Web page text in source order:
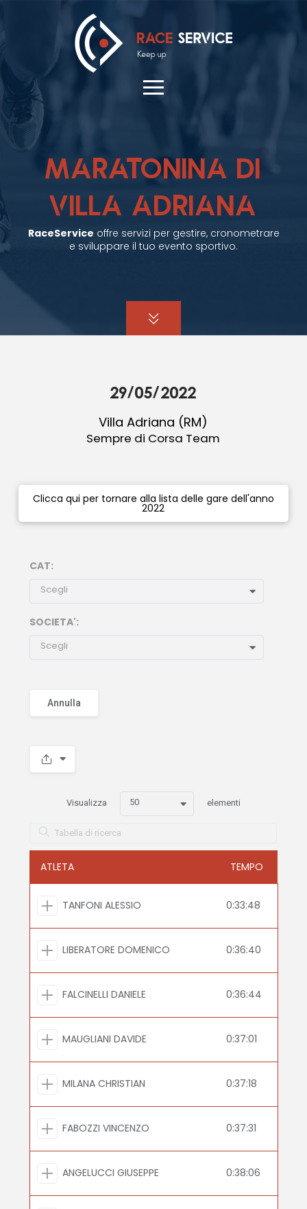
MARATONINA DI
VILLA ADRIANA
RaceService offre servizi per gestire, cronometrare
e sviluppare il tuo evento sportivo.
29/05/2022
Villa Adriana (RM)
Sempre di Corsa Team
Clicca qui per tornare alla lista delle gare dell'anno
2022
CAT:
Scegli
SOCIETA':
Scegli
Annulla
Visualizza 50 elementi
ATLETA TEMPO
TANFONI ALESSIO 0:33:48
LIBERATORE DOMENICO 0:36:40
FALCINELLI DANIELE 0:36:44
MAUGLIANI DAVIDE 0:37:01
MILANA CHRISTIAN 0:37:18
FABOZZI VINCENZO 0:37:31
ANGELUCCI GIUSEPPE 0:38:06